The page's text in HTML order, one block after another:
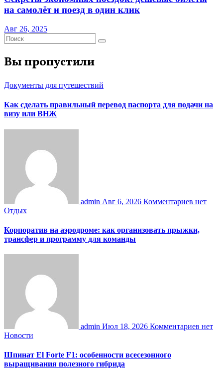
на самолёт и поезд в один клик
Авг 26, 2025
Вы пропустили
Документы для путешествий
Как сделать правильный перевод паспорта для подачи на
визу или ВНЖ
admin Авг 6, 2026 Комментариев нет
Отдых
Корпоратив на аэродроме: как организовать прыжки,
трансфер и программу для команды
admin Июл 18, 2026 Комментариев нет
Новости
Шпинат El Forte F1: особенности всесезонного
выращивания полезного гибрида